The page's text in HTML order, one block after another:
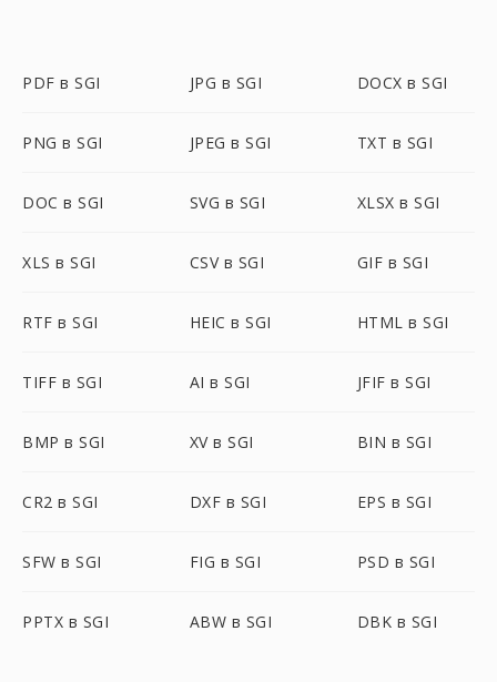
PDF в SGI JPG в SGI DOCX в SGI
PNG в SGI JPEG в SGI TXT в SGI
DOC в SGI SVG в SGI XLSX в SGI
XLS в SGI CSV в SGI GIF в SGI
RTF в SGI HEIC в SGI HTML в SGI
TIFF в SGI AI в SGI JFIF в SGI
BMP в SGI XV в SGI BIN в SGI
CR2 в SGI DXF в SGI EPS в SGI
SFW в SGI FIG в SGI PSD в SGI
PPTX в SGI ABW в SGI DBK в SGI